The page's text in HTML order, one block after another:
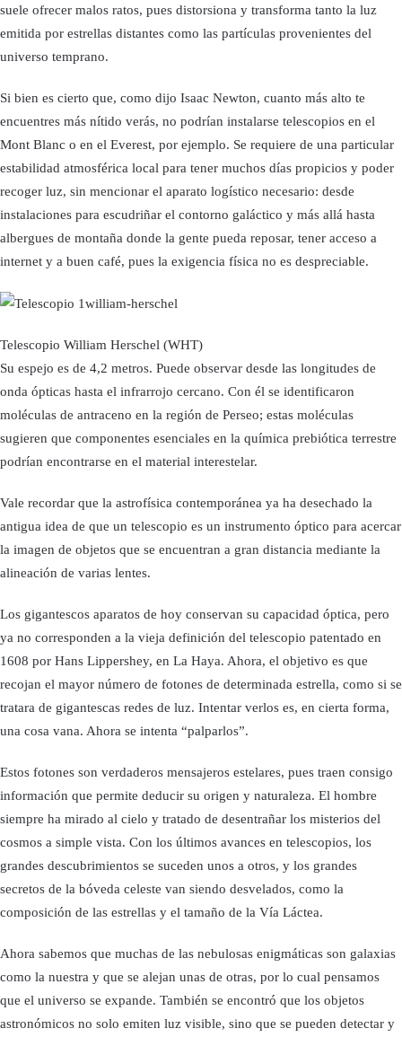
suele ofrecer malos ratos, pues distorsiona y transforma tanto la luz
emitida por estrellas distantes como las partículas provenientes del
universo temprano.
Si bien es cierto que, como dijo Isaac Newton, cuanto más alto te
encuentres más nítido verás, no podrían instalarse telescopios en el
Mont Blanc o en el Everest, por ejemplo. Se requiere de una particular
estabilidad atmosférica local para tener muchos días propicios y poder
recoger luz, sin mencionar el aparato logístico necesario: desde
instalaciones para escudriñar el contorno galáctico y más allá hasta
albergues de montaña donde la gente pueda reposar, tener acceso a
internet y a buen café, pues la exigencia física no es despreciable.
Telescopio William Herschel (WHT)
Su espejo es de 4,2 metros. Puede observar desde las longitudes de
onda ópticas hasta el infrarrojo cercano. Con él se identificaron
moléculas de antraceno en la región de Perseo; estas moléculas
sugieren que componentes esenciales en la química prebiótica terrestre
podrían encontrarse en el material interestelar.
Vale recordar que la astrofísica contemporánea ya ha desechado la
antigua idea de que un telescopio es un instrumento óptico para acercar
la imagen de objetos que se encuentran a gran distancia mediante la
alineación de varias lentes.
Los gigantescos aparatos de hoy conservan su capacidad óptica, pero
ya no corresponden a la vieja definición del telescopio patentado en
1608 por Hans Lippershey, en La Haya. Ahora, el objetivo es que
recojan el mayor número de fotones de determinada estrella, como si se
tratara de gigantescas redes de luz. Intentar verlos es, en cierta forma,
una cosa vana. Ahora se intenta “palparlos”.
Estos fotones son verdaderos mensajeros estelares, pues traen consigo
información que permite deducir su origen y naturaleza. El hombre
siempre ha mirado al cielo y tratado de desentrañar los misterios del
cosmos a simple vista. Con los últimos avances en telescopios, los
grandes descubrimientos se suceden unos a otros, y los grandes
secretos de la bóveda celeste van siendo desvelados, como la
composición de las estrellas y el tamaño de la Vía Láctea.
Ahora sabemos que muchas de las nebulosas enigmáticas son galaxias
como la nuestra y que se alejan unas de otras, por lo cual pensamos
que el universo se expande. También se encontró que los objetos
astronómicos no solo emiten luz visible, sino que se pueden detectar y